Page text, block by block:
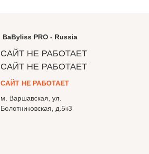
BaByliss PRO - Russia
САЙТ НЕ РАБОТАЕТ
САЙТ НЕ РАБОТАЕТ
САЙТ НЕ РАБОТАЕТ
м. Варшавская, ул.
Болотниковская, д.5к3